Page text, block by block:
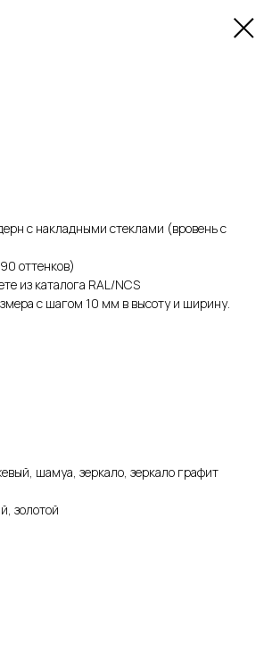
с накладными стеклами (вровень с
оттенков)
из каталога RAL/NCS
с шагом 10 мм в высоту и ширину.
шамуа, зеркало, зеркало графит
золотой